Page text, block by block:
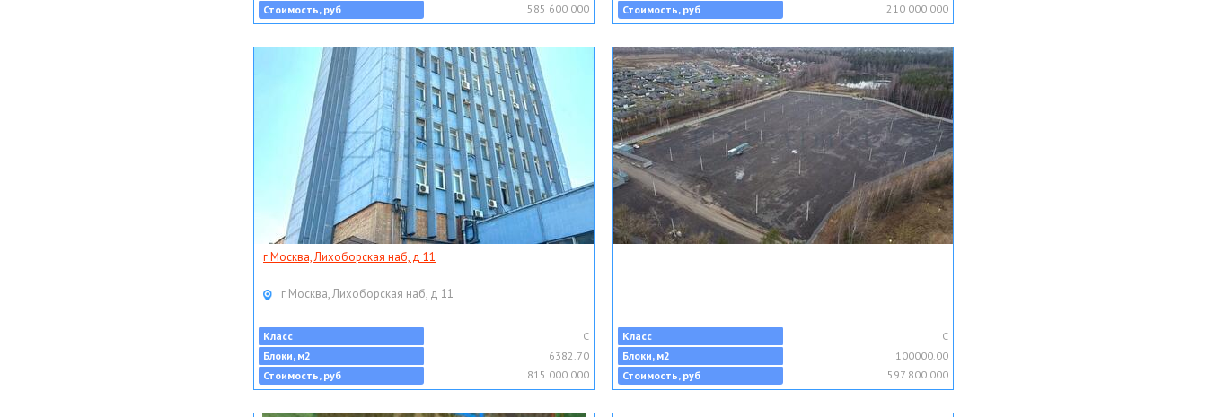
Стоимость, руб
585 600 000
Стоимость, руб
210 000 000
г Москва, Лихоборская наб, д 11
г Москва, Лихоборская наб, д 11
Класс
C
Блоки, м2
6382.70
Стоимость, руб
815 000 000
Класс
C
Блоки, м2
100000.00
Стоимость, руб
597 800 000